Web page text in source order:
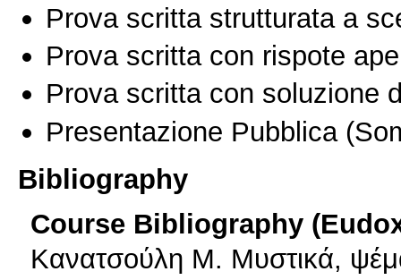
Prova scritta strutturata a
Prova scritta con rispote
Prova scritta con soluzione
Presentazione Pubblica
Bibliography
Course Bibliography
Κανατσούλη Μ. Μυστικά,